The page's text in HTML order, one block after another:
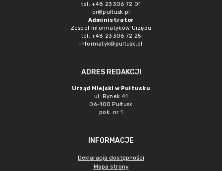
tel. +48 23 306 72 01
or@pultusk.pl
Administrator
Zespół Informatyków Urzędu
tel. +48 23 306 72 25
informatyk@pultusk.pl
ADRES REDAKCJI
Urząd Miejski w Pułtusku
ul. Rynek 41
06-100 Pułtusk
pok. nr 1
INFORMACJE
Deklaracja dostępności
Mapa strony